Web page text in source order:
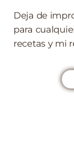
Deja de
para
recetas y mi